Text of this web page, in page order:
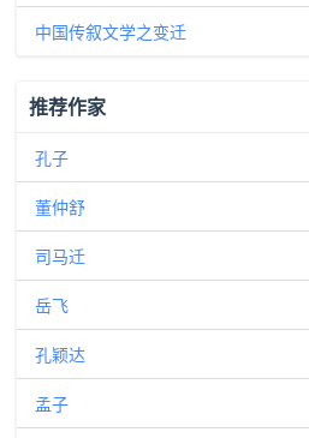
中国传叙文学之变迁
推荐作家
孔子
董仲舒
司马迁
岳飞
孔颖达
孟子